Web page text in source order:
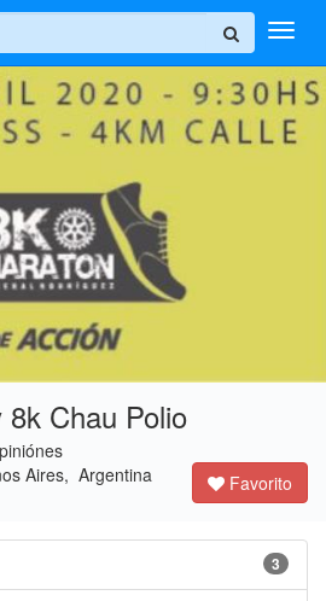
+
Chau Polio
Aires, Argentina
Favorito
3